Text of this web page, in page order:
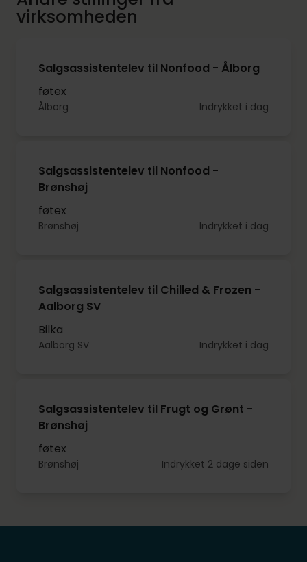
virksomheden
Salgsassistentelev til Nonfood - Ålborg
føtex
Ålborg Indrykket i dag
Salgsassistentelev til Nonfood -
Brønshøj
føtex
Brønshøj Indrykket i dag
Salgsassistentelev til Chilled & Frozen -
Aalborg SV
Bilka
Aalborg SV Indrykket i dag
Salgsassistentelev til Frugt og Grønt -
Brønshøj
føtex
Brønshøj Indrykket 2 dage siden